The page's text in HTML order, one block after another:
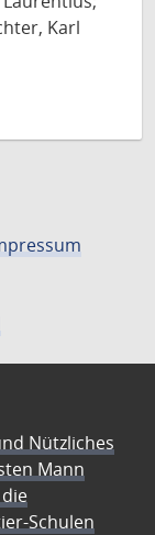
Karl
Nützliches
Mann
Schulen